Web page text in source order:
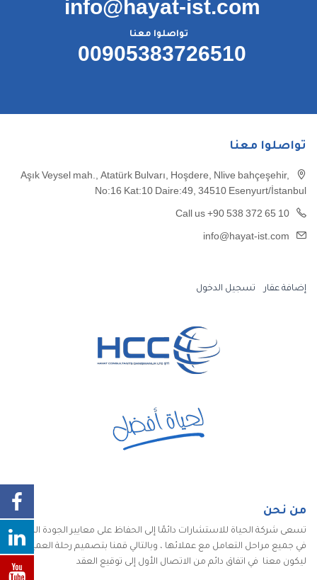
info@hayat-ist.com
تواصلوا معنا
00905383726510
تواصلوا معنا
Aşık Veysel mah., Atatürk Bulvarı, Hoşdere, Nlive bahçeşehir,
No:16 Kat:10 Daire:49, 34510 Esenyurt/İstanbul
Call us +90 538 372 65 10
info@hayat-ist.com
إضافة عقار تسجيل الدخول
من نحن
تسعى شركة الحياة للاستشارات دائمًا إلى الحفاظ على معايير الجودة الكاملة
في جميع مراحل التعامل مع عملائها ، وبالتالي قمنا بتصميم رحلة العميل
ليكون معنا في اتفاق دائم من الاتصال الأول إلى توقيع العقد